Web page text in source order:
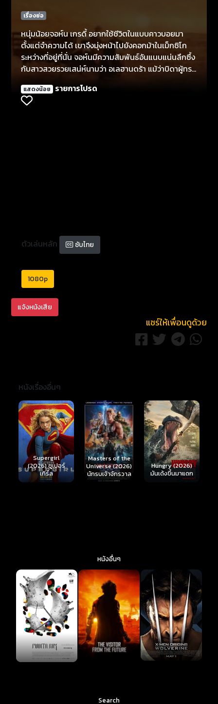
เรื่องย่อ
หนุ่มน้อยจอห์น เกรดี้ อยากใช้ชีวิตในแบบคาวบอยมา
ตั้งแต่จำความได้ เขาจึงมุ่งหน้าไปยังคอกม้าในเม็กซิโก
ระหว่างที่อยู่ที่นั่น จอห์นมีความสัมพันธ์อันแนบแน่นลึกซึ้ง
กับสาวสวยรวยเสน่ห์นามว่า อเลฮานดร้า แม้ว่าบิดาผู้ทรง
อิทธิพลของเธอจะไม่พอใจอย่างยิ่ง หายนะจึงส่อแววมาให้
เห็นตั้งแต่ต้น การคบหากันแบบลับๆ ของพวกเขา นำพา
ไปสู่เหตุฆาตกรรมและการทรยศ จอห์นต้องเผชิญกับบท
แสดงน้อย รายการโปรด
ตัวเล่นหลัก ซับไทย
1080p
แจ้งหนังเสีย
แชร์ให้เพื่อนดูด้วย
หนังเรื่องอื่นๆ
Masters of the
Universe (2026)
นักรบเจ้าจักรวาล
Hungry (2026)
มันเด้งขึ้นมาแดก
Ready or Not 2:
Here I Come
(2026) เกมพร้อม
ตาย 2
หนังอื่นๆ
Search